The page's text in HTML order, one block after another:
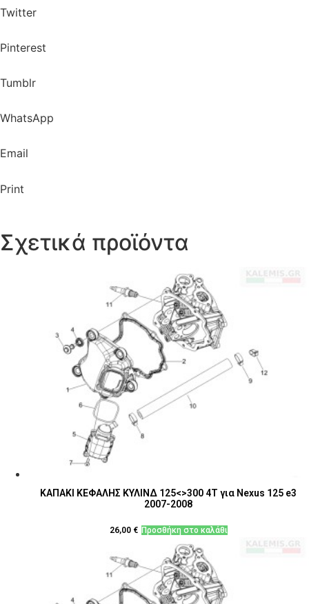
Twitter
Pinterest
Tumblr
WhatsApp
Email
Print
Σχετικά προϊόντα
ΚΑΠΑΚΙ ΚΕΦΑΛΗΣ ΚΥΛΙΝΔ 125<>300 4Τ για Nexus 125 e3
2007-2008
26,00 € Προσθήκη στο καλάθι